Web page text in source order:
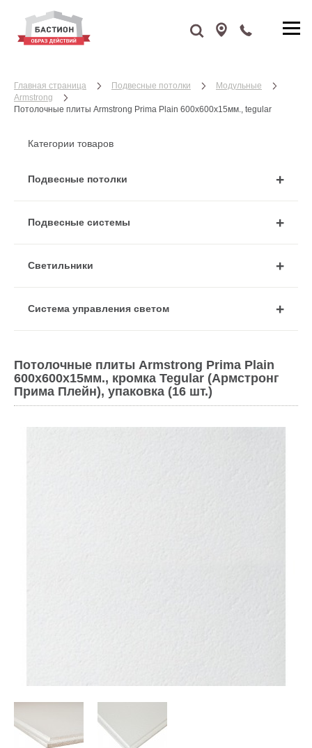
Главная страница Подвесные потолки
Модульные
Armstrong
Потолочные плиты Armstrong Prima Plain 600x600x15мм., tegular
Категории товаров
Подвесные потолки
Подвесные системы
Cветильники
Система управления светом
Потолочные плиты Armstrong Prima Plain
600x600x15мм., кромка Tegular (Армстронг
Прима Плейн), упаковка (16 шт.)